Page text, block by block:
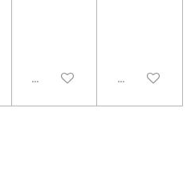
Deaktiviert Deaktiviert